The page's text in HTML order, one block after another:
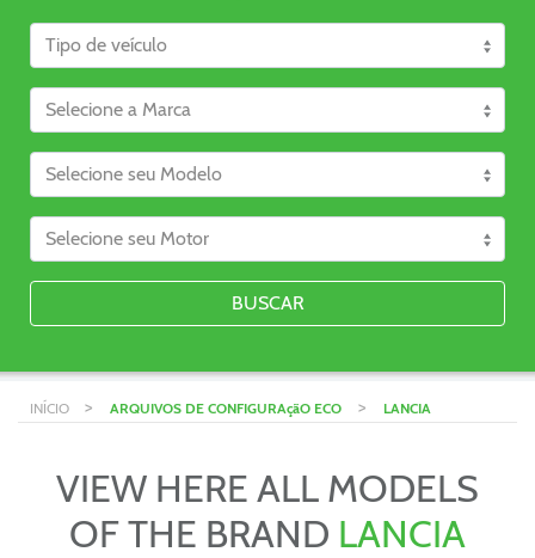
BUSCAR
INÍCIO > ARQUIVOS DE CONFIGURAçãO ECO > LANCIA
VIEW HERE ALL MODELS
OF THE BRAND LANCIA